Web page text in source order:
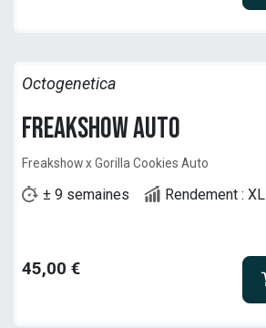
Octogenetica
Freakshow Auto
Freakshow x Gorilla Cookies Auto
± 9 semaines Rendement : XL
45,00 €